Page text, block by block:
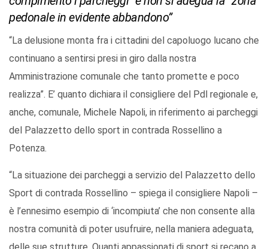
pedonale in evidente abbandono”
“La delusione monta fra i cittadini del capoluogo lucano che
continuano a sentirsi presi in giro dalla nostra
Amministrazione comunale che tanto promette e poco
realizza”. E’ quanto dichiara il consigliere del Pdl regionale e,
anche, comunale, Michele Napoli, in riferimento ai parcheggi
del Palazzetto dello sport in contrada Rossellino a
Potenza.
“La situazione dei parcheggi a servizio del Palazzetto dello
Sport di contrada Rossellino – spiega il consigliere Napoli –
è l’ennesimo esempio di ‘incompiuta’ che non consente alla
nostra comunità di poter usufruire, nella maniera adeguata,